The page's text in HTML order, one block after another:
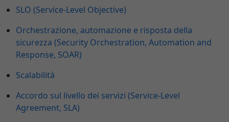
SLO (Service-Level Objective)
Orchestrazione, automazione e risposta della
sicurezza (Security Orchestration, Automation and
Response, SOAR)
Scalabilità
Accordo sul livello dei servizi (Service-Level
Agreement, SLA)